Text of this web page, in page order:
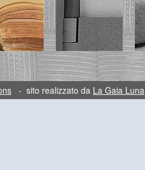
- sito realizzato da La Gaia Luna